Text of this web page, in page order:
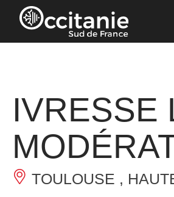
Panneau de gestion des cookies
IVRESSE
TOULOUSE ,